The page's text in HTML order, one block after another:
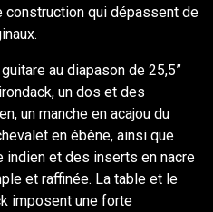
construction qui dépassent de
au diapason de 25,5”
un dos et des
un manche en acajou du
en ébène, ainsi que
et des inserts en nacre
et raffinée. La table et le
imposent une forte